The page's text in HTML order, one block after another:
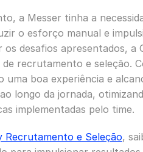
a Messer tinha a
o esforço manual e
desafios apresentados, a
recrutamento e seleção.
boa experiência e
longo da jornada,
implementadas pelo time.
Recrutamento e Seleção,